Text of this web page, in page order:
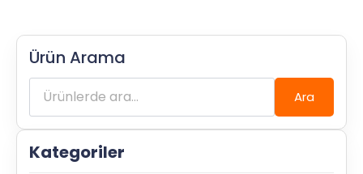
Ürün Arama
Ara:
Ara
Kategoriler